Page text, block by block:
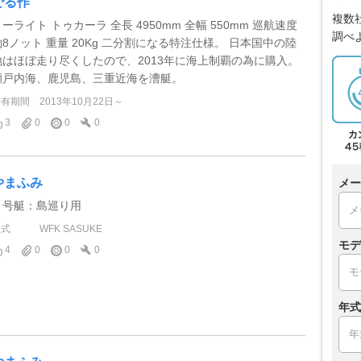
ーライト トゥカーラ 全長 4950mm 全幅 550mm 巡航速度
8ノット 重量 20Kg 二分割になる特注仕様。 日本国中の陸
はほぼ走り尽くしたので、2013年に海上制覇の為に購入。
内海、鹿児島、三重近海を漕艇。
期間
2013年10月22日～
3
0 0 0
まふみ
号艇：島巡り用
WFK SASUKE
4
0 0 0
複数
調べ
メ
モ
年式